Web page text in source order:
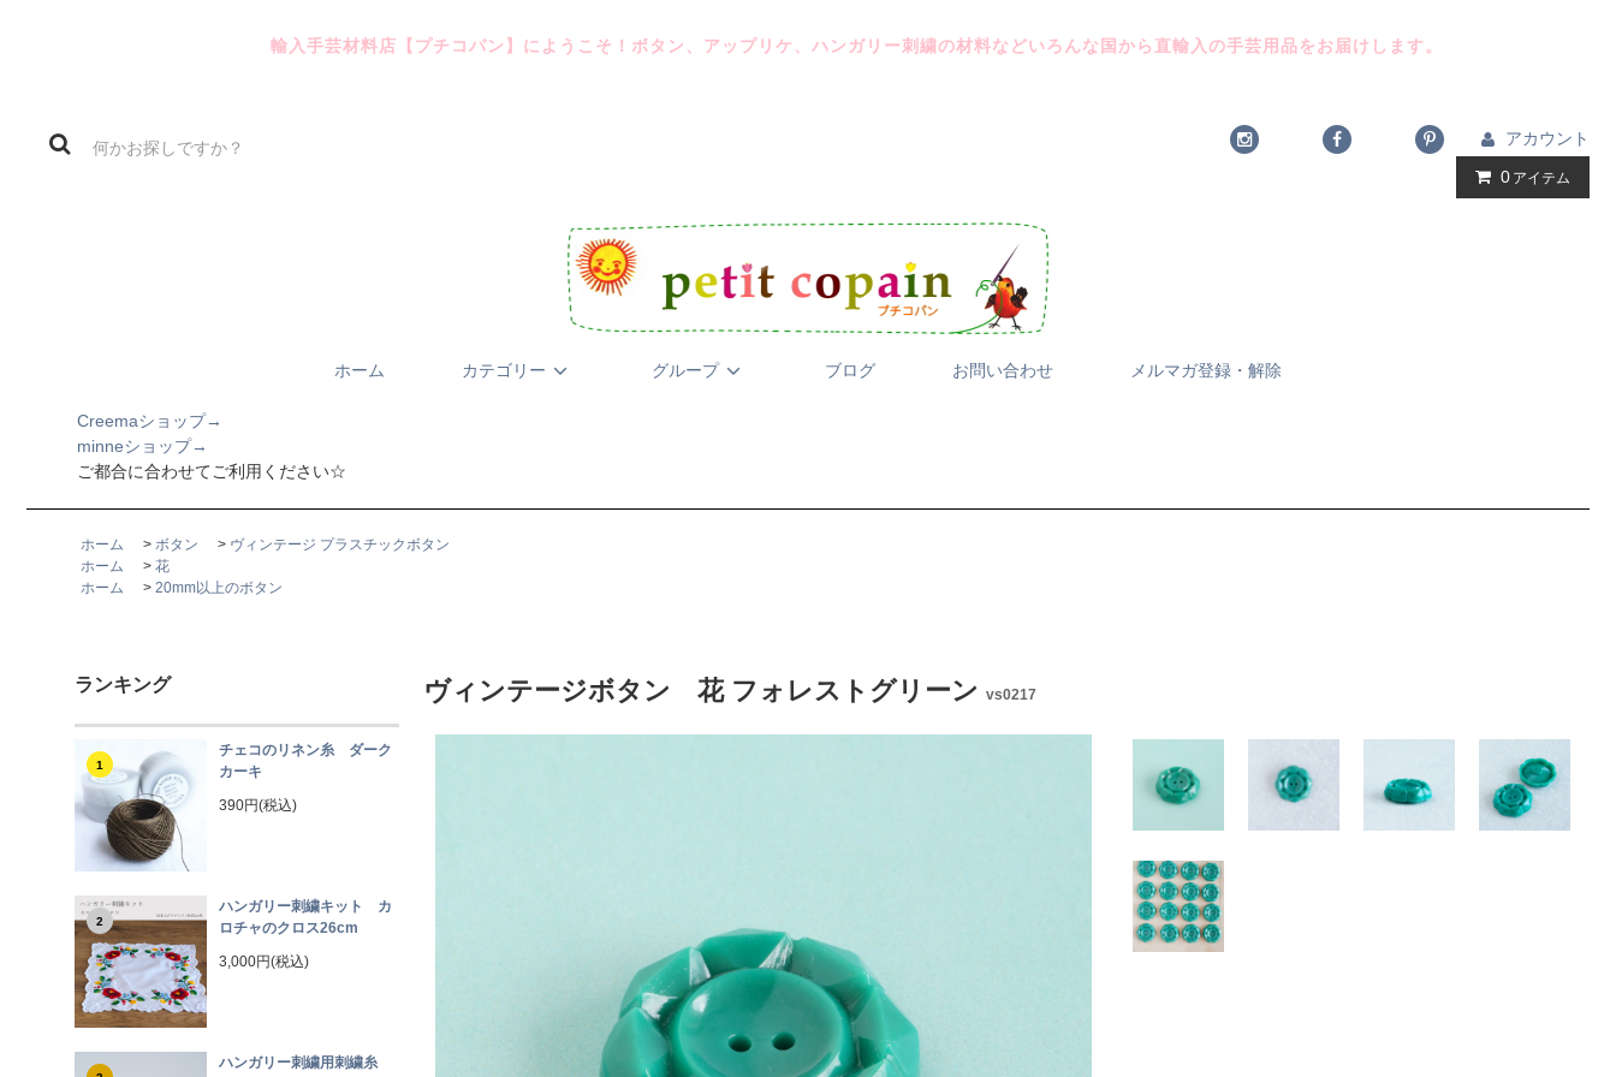
輸入手芸材料店【プチコパン】にようこそ！ボタン、アップリケ、ハンガリー刺繍の材料などいろんな国から直輸入の手芸用品をお届けします。
アカウント
0 アイテム
ホーム カテゴリー グループ ブログ お問い合わせ メルマガ登録・解除
Creemaショップ→
minneショップ→
ご都合に合わせてご利用ください☆
ホーム > ボタン > ヴィンテージ プラスチックボタン
ホーム
> 花
ホーム
> 20mm以上のボタン
ランキング
1
チェコのリネン糸 ダーク
カーキ
390円(税込)
2
ハンガリー刺繍キット カ
ロチャのクロス26cm
3,000円(税込)
ハンガリー刺繍用刺繍糸
ヴィンテージボタン 花 フォレストグリーン vs0217